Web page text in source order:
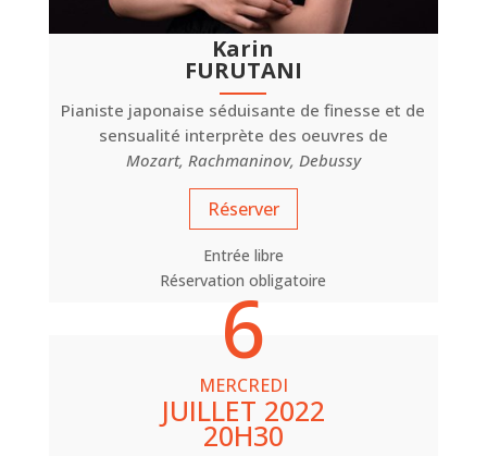
Karin
FURUTANI
Pianiste japonaise séduisante de finesse et de
sensualité interprète des oeuvres de
Mozart, Rachmaninov, Debussy
Réserver
Entrée libre
Réservation obligatoire
6
MERCREDI
JUILLET 2022
20H30